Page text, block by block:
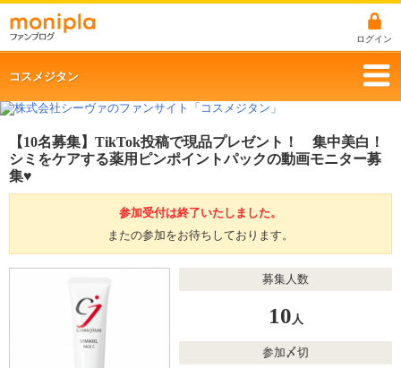
ログイン
コスメジタン
【10名募集】TikTok投稿で現品プレゼント！ 集中美白！
シミをケアする薬用ピンポイントパックの動画モニター募
集♥
参加受付は終了いたしました。
またの参加をお待ちしております。
募集人数
10人
参加〆切